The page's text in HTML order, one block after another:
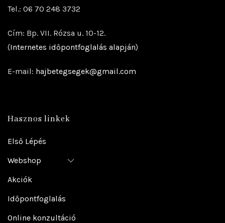
Tel.: 06 70 248 3732
Cím: Bp. VII. Rózsa u. 10-12.
(Internetes időpontfoglalás alapján)
E-mail: hajbetegsegek@gmail.com
Hasznos linkek
Első Lépés
Webshop
Akciók
Időpontfoglalás
Online konzultáció